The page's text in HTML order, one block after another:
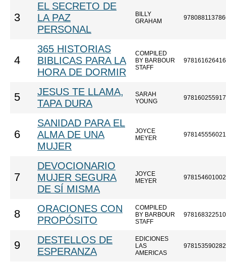
3
EL SECRETO DE
LA PAZ
PERSONAL
BILLY
GRAHAM
4
365 HISTORIAS
BIBLICAS PARA LA
HORA DE DORMIR
COMPILED
BY BARBOUR
STAFF
5
JESUS TE LLAMA,
TAPA DURA
SARAH
YOUNG
6
SANIDAD PARA EL
ALMA DE UNA
MUJER
JOYCE
MEYER
7
DEVOCIONARIO
MUJER SEGURA
DE SÍ MISMA
JOYCE
MEYER
8
ORACIONES CON
PROPÓSITO
COMPILED
BY BARBOUR
STAFF
9
DESTELLOS DE
ESPERANZA
EDICIONES
LAS
AMERICAS